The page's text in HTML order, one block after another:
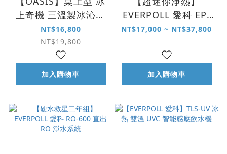
上奇機 三溫製冰沁涼
飲水機
NT$16,800
NT$19,800
加入購物車
EVERPOLL 愛科 EP-
166 mini 雙溫無壓飲
NT$17,000 ~ NT$37,800
加入購物車